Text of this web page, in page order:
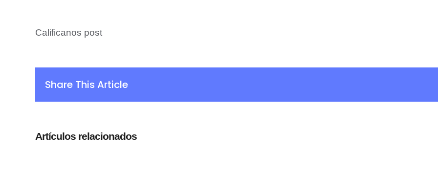
Calificanos post
Share This Article
Artículos relacionados